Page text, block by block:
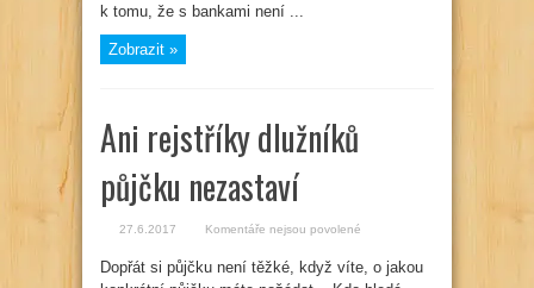
k tomu, že s bankami není ...
Zobrazit »
Ani rejstříky dlužníků
půjčku nezastaví
27.6.2017 Komentáře nejsou povolené
názvem
Dopřát si půjčku není těžké, když víte, o jakou